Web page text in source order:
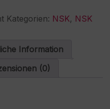
Kategorien: NSK, NSK
Information
(0)